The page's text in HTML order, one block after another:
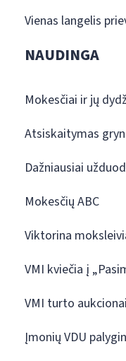
Vienas langelis
NAUDINGA
Mokesčiai ir jų
Atsiskaitymas
Dažniausiai
Mokesčių ABC
Viktorina
VMI kviečia į
VMI turto aukcionai
Įmonių VDU